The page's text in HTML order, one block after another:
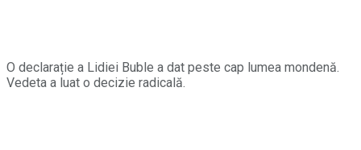
O declarație a Lidiei Buble a dat peste cap lumea mondenă.
Vedeta a luat o decizie radicală.